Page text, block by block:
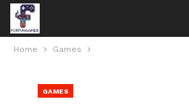
Home Games
GAMES